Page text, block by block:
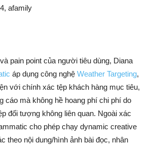
afamily
pain point của người tiêu dùng, Diana
áp dụng công nghệ Weather Targeting,
với chính xác tệp khách hàng mục tiêu,
cáo mà không hề hoang phí chi phí do
đối tượng không liên quan. Ngoài xác
cho phép chạy dynamic creative
theo nội dung/hình ảnh bài đọc, nhân